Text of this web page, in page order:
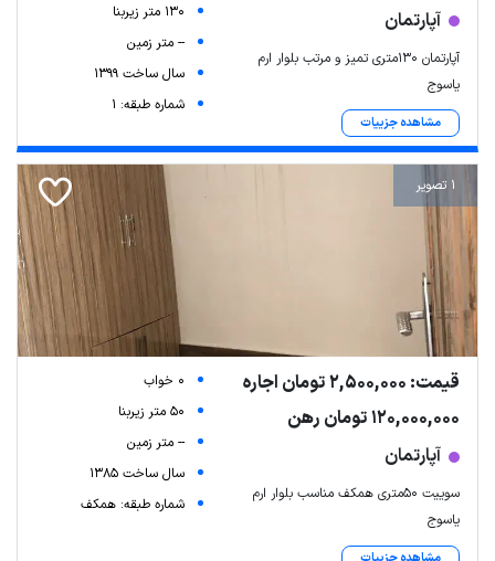
آپارتمان
آپارتمان 130متری تمیز و مرتب بلوار ارم
یاسوج
مشاهده جزییات
130 متر زیربنا
-- متر زمین
سال ساخت 1399
شماره طبقه: 1
1 تصویر
قیمت: 2,500,000 تومان اجاره
120,000,000 تومان رهن
آپارتمان
سوییت 50متری همکف مناسب بلوار ارم
یاسوج
0 خواب
50 متر زیربنا
-- متر زمین
سال ساخت 1385
شماره طبقه: همکف